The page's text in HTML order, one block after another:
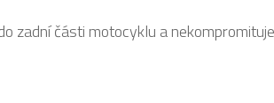
zadní části motocyklu a